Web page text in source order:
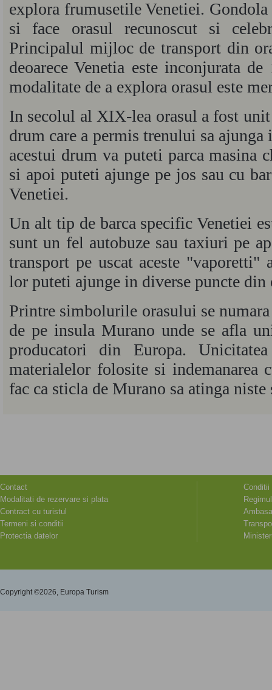
explora frumusetile Venetiei.
si face orasul recunoscut si
Principalul mijloc de transport din
deoarece Venetia este inconjurata
modalitate de a explora orasul este
In secolul al XIX-lea orasul a fost
drum care a permis trenului sa ajunga
acestui drum va puteti parca masina
si apoi puteti ajunge pe jos sau cu
Venetiei.
Un alt tip de barca specific Venetiei
sunt un fel autobuze sau taxiuri pe
transport pe uscat aceste
lor puteti ajunge in diverse puncte din
Printre simbolurile orasului se
de pe insula Murano unde se afla
producatori din Europa.
materialelor folosite si indemanarea
fac ca sticla de Murano sa atinga
Contact
Modalitati de rezervare si plata
Contract cu turistul
Termeni si conditii
Protectia datelor
Conditii
Copyright ©2026, Europa Turism